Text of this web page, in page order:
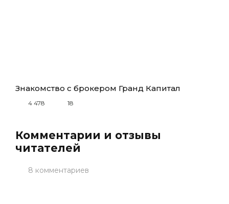
Знакомство с брокером Гранд Капитал
4 478 18
Комментарии и отзывы
читателей
8 комментариев